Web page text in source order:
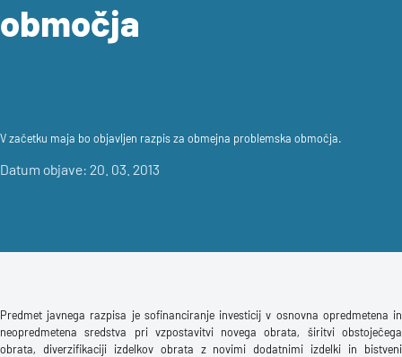
območja
V začetku maja bo objavljen razpis za obmejna problemska območja.
Datum objave: 20. 03. 2013
Predmet javnega razpisa je sofinanciranje investicij v osnovna opredmetena in
neopredmetena sredstva pri vzpostavitvi novega obrata, širitvi obstoječega
obrata, diverzifikaciji izdelkov obrata z novimi dodatnimi izdelki in bistveni